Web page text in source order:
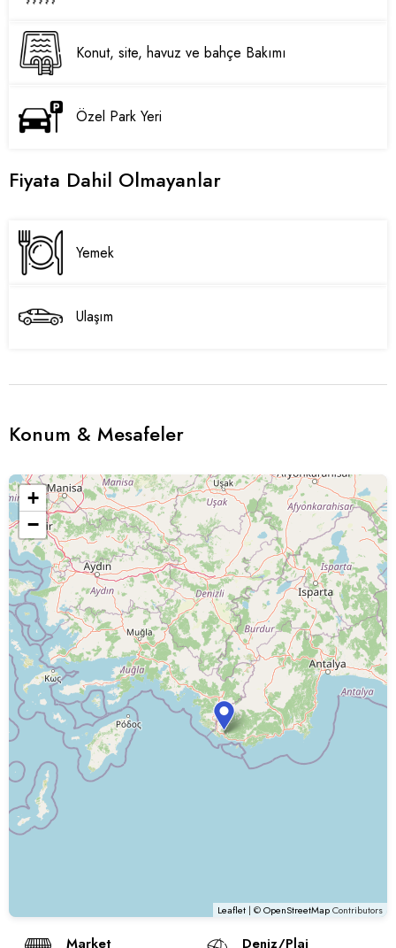
Konut, site, havuz ve bahçe Bakımı
Özel Park Yeri
Fiyata Dahil Olmayanlar
Yemek
Ulaşım
Konum & Mesafeler
+
−
Leaflet | ©OpenStreetMapContributors
Market Deniz/Plaj